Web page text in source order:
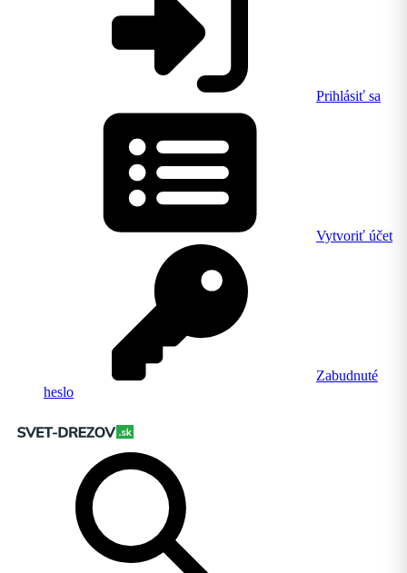
Prihlásiť sa
Vytvoriť účet
Zabudnuté
heslo